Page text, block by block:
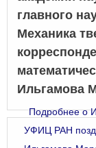
главного
Механика
Ильгамова
Подробнеео
УФИЦ РАН